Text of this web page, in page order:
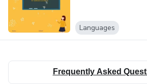
Languages
Frequently Asked